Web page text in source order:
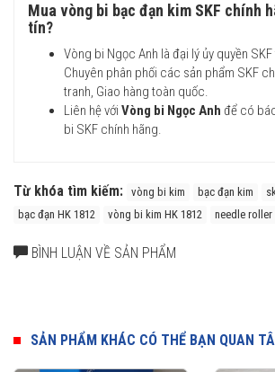
Mua vòng bi bạc đạn kim SKF chính
tín?
Vòng bi Ngọc Anh là đại lý ủy quyền
Chuyên phân phối các sản phẩm SKF
tranh, Giao hàng toàn quốc.
Liên hệ với Vòng bi Ngọc Anh để có
bi SKF chính hãng.
Từ khóa tìm kiếm: vòng bi kim bạc đạn kim
bạc đạn HK 1812
vòng bi kim HK 1812 needle roller
BÌNH LUẬN VỀ SẢN PHẨM
SẢN PHẨM KHÁC CÓ THỂ BẠN QUAN